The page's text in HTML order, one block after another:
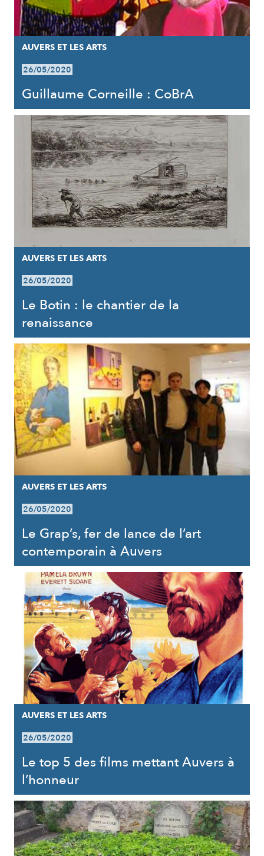
AUVERS ET LES ARTS
26/05/2020
Guillaume Corneille : CoBrA
AUVERS ET LES ARTS
26/05/2020
Le Botin : le chantier de la
renaissance
AUVERS ET LES ARTS
26/05/2020
Le Grap’s, fer de lance de l’art
contemporain à Auvers
AUVERS ET LES ARTS
26/05/2020
Le top 5 des films mettant Auvers à
l’honneur